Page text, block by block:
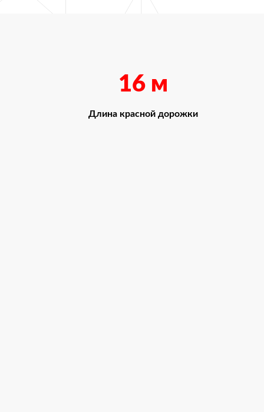
16 м
Длина красной дорожки